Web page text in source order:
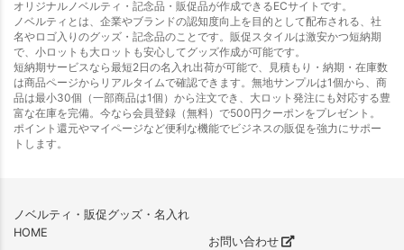
オリジナルノベルティ・記念品・販促品が作成できるECサイトです。
ノベルティとは、企業やブランドの認知度向上を目的として配布される、社
名やロゴ入りのグッズ・記念品のことです。販促スタイルは激安かつ短納期
で、小ロットも大ロットも安心してグッズ作成が可能です。
短納期サービスなら最短2日の名入れ出荷が可能で、見積もり・納期・在庫数
は商品ページからリアルタイムで確認できます。無地サンプルは1個から、商
品は最小30個（一部商品は1個）から注文でき、大ロット発注にも対応する豊
富な在庫を完備。今なら会員登録（無料）で500円クーポンをプレゼント。
ポイント還元やマイページなど便利な機能でビジネスの販促を強力にサポー
トします。
ノベルティ・販促グッズ・名入れ
HOME
お問い合わせ